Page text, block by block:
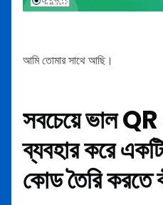
আমি তোমার সাথে আছি।
সবচেয়ে ভাল
ব্যবহার করে
কোড তৈরি করতে